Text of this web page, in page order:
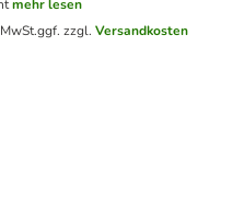
mehr lesen
ggf. zzgl. Versandkosten